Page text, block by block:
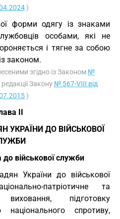
)
форми одягу із знаками
особами, які не
і тягне за собою
законом.
згідно із Законом №
редакції Закону № 567-VIII від
)
II
УКРАЇНИ ДО ВІЙСЬКОВОЇ
до військової служби
України до військової
патріотичне та
виховання, підготовку
спротиву,